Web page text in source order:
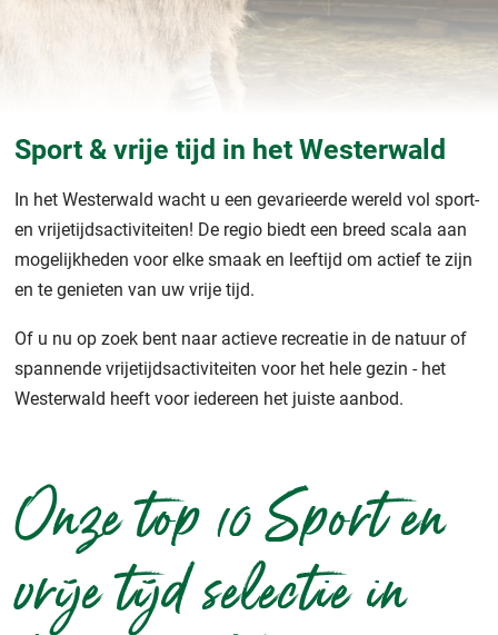
Sport & vrije tijd in het Westerwald
In het Westerwald wacht u een gevarieerde wereld vol sport-
en vrijetijdsactiviteiten! De regio biedt een breed scala aan
mogelijkheden voor elke smaak en leeftijd om actief te zijn
en te genieten van uw vrije tijd.
Of u nu op zoek bent naar actieve recreatie in de natuur of
spannende vrijetijdsactiviteiten voor het hele gezin - het
Westerwald heeft voor iedereen het juiste aanbod.
Onze top 10 Sport en
vrije tijd selectie in